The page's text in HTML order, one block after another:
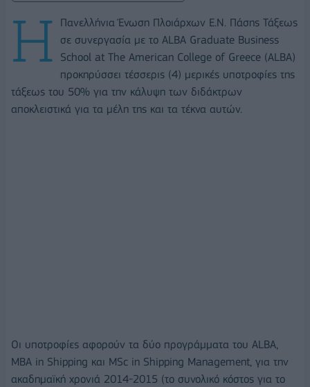
Η
Πανελλήνια Ένωση Πλοιάρχων Ε.Ν. Πάσης Τάξεως
σε συνεργασία με το ALBA Graduate Business
School at The American College of Greece (ALBA)
προκηρύσσει τέσσερις (4) μερικές υποτροφίες της
τάξεως του 50% για την κάλυψη των διδάκτρων
αποκλειστικά για τα μέλη της και τα τέκνα αυτών.
Οι υποτροφίες αφορούν τα δύο προγράμματα του ALBA,
MBA in Shipping και MSc in Shipping Management, για την
ακαδημαϊκή χρονιά 2014-2015 (το συνολικό κόστος για το